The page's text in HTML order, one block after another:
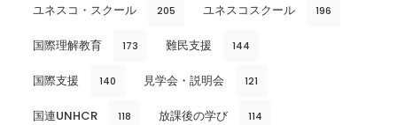
ユネスコ・スクール 205 ユネスコスクール 196
国際理解教育 173 難民支援 144
国際支援 140 見学会・説明会 121
国連UNHCR 118 放課後の学び 114